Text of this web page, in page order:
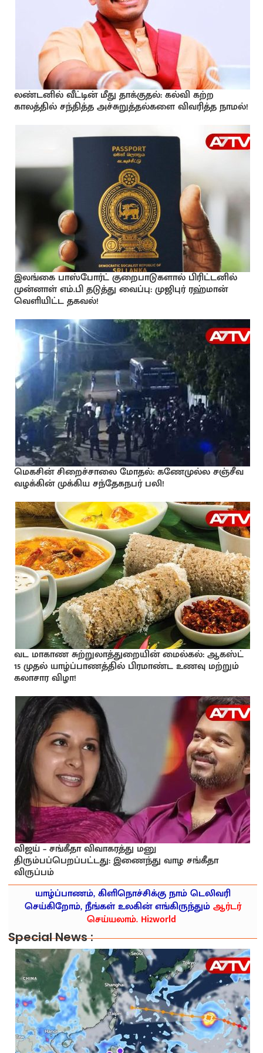
லண்டனில் வீட்டின் மீது தாக்குதல்: கல்வி கற்ற
காலத்தில் சந்தித்த அச்சுறுத்தல்களை விவரித்த நாமல்!
இலங்கை பாஸ்போர்ட் குறைபாடுகளால் பிரிட்டனில்
முன்னாள் எம்.பி தடுத்து வைப்பு: முஜிபுர் ரஹ்மான்
வெளியிட்ட தகவல்!
மெகசின் சிறைச்சாலை மோதல்: கணேமுல்ல சஞ்சீவ
வழக்கின் முக்கிய சந்தேகநபர் பலி!
வட மாகாண சுற்றுலாத்துறையின் மைல்கல்: ஆகஸ்ட்
15 முதல் யாழ்ப்பாணத்தில் பிரமாண்ட உணவு மற்றும்
கலாசார விழா!
விஜய் – சங்கீதா விவாகரத்து மனு
திரும்பப்பெறப்பட்டது: இணைந்து வாழ சங்கீதா
விருப்பம்
யாழ்ப்பாணம், கிளிநொச்சிக்கு நாம் டெலிவரி
செய்கிறோம், நீங்கள் உலகின் எங்கிருந்தும்ஆர்டர்
செய்யலாம். Hi2world
Special News :